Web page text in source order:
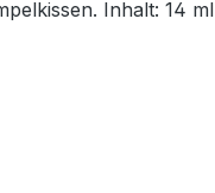
Inhalt: 14 ml